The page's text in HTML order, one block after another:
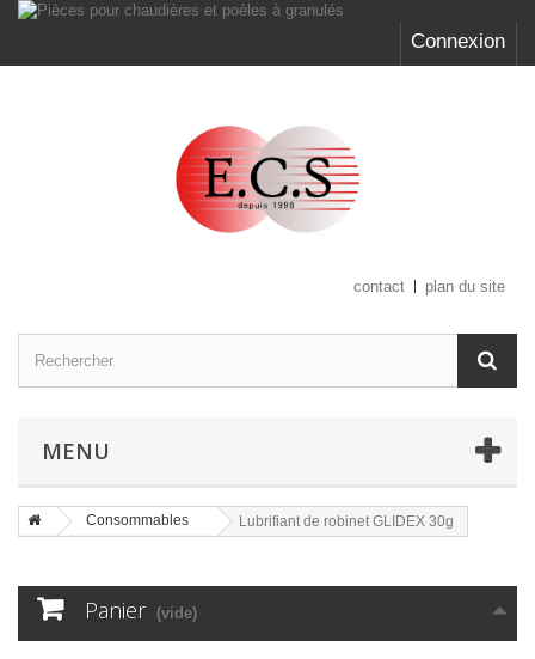
Connexion
contact plan du site
MENU
Consommables Lubrifiant de robinet GLIDEX 30g
Panier (vide)